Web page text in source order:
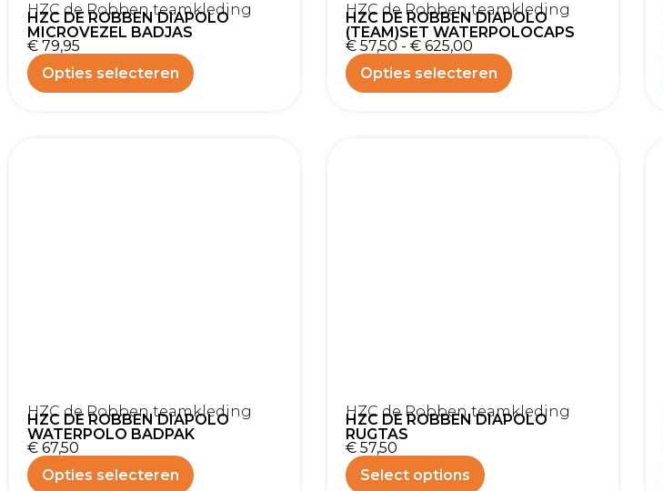
HZC de Robben teamkleding
HZC DE ROBBEN DIAPOLO
MICROVEZEL BADJAS
€ 79,95
Opties selecteren
HZC de Robben teamkleding
HZC DE ROBBEN DIAPOLO
(TEAM)SET WATERPOLOCAPS
€ 57,50 - € 625,00
Opties selecteren
HZC de Robben teamkleding
HZC DE ROBBEN DIAPOLO
WATERPOLO BADPAK
€ 67,50
Opties selecteren
HZC de Robben teamkleding
HZC DE ROBBEN DIAPOLO
RUGTAS
€ 57,50
Select options